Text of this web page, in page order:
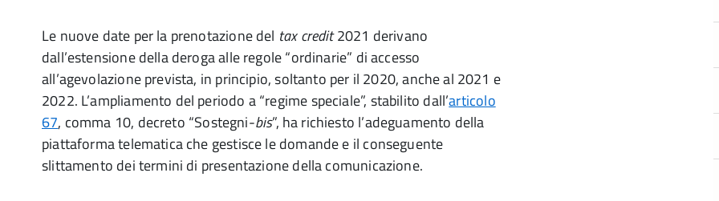
Le nuove date per la prenotazione del tax credit2021 derivano
dall’estensione della deroga alle regole “ordinarie” di accesso
all’agevolazione prevista, in principio, soltanto per il 2020, anche al 2021 e
2022. L’ampliamento del periodo a “regime speciale”, stabilito dall’articolo
67, comma 10, decreto “Sostegni-bis”, ha richiesto l’adeguamento della
piattaforma telematica che gestisce le domande e il conseguente
slittamento dei termini di presentazione della comunicazione.